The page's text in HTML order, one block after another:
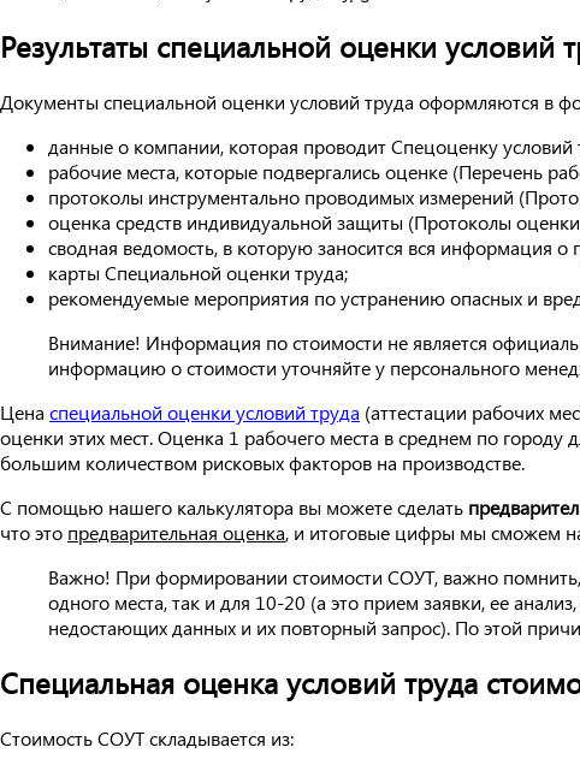
Результаты специальной оценки условий
Документы специальной оценки условий труда оформляются в
данные о компании, которая проводит Спецоценку условий
рабочие места, которые подвергались оценке (Перечень
протоколы инструментально проводимых измерений
оценка средств индивидуальной защиты (Протоколы
сводная ведомость, в которую заносится вся информация о
карты Специальной оценки труда;
рекомендуемые мероприятия по устранению опасных и
Внимание! Информация по стоимости не является
информацию о стоимости уточняйте у персонального
Цена специальной оценки условий труда (аттестации рабочих
оценки этих мест. Оценка 1 рабочего места в среднем по
большим количеством рисковых факторов на производстве.
С помощью нашего калькулятора вы можете сделать
что это предварительная оценка, и итоговые цифры мы сможем
Важно! При формировании стоимости СОУТ, важно
одного места, так и для 10-20 (а это прием заявки, ее
недостающих данных и их повторный запрос). По этой
Специальная оценка условий труда
Стоимость СОУТ складывается из: